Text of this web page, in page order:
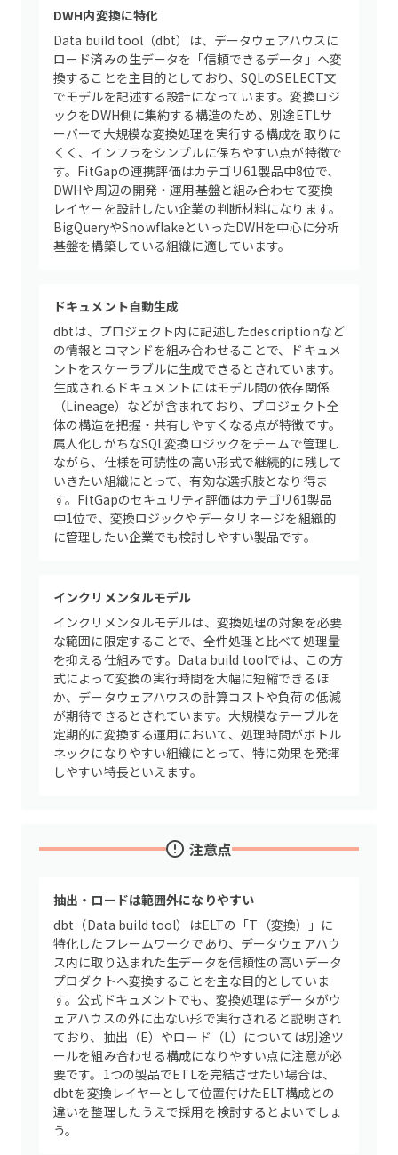
DWH内変換に特化
Data build tool（dbt）は、データウェアハウスに
ロード済みの生データを「信頼できるデータ」へ変
換することを主目的としており、SQLのSELECT文
でモデルを記述する設計になっています。変換ロジ
ックをDWH側に集約する構造のため、別途ETLサ
ーバーで大規模な変換処理を実行する構成を取りに
くく、インフラをシンプルに保ちやすい点が特徴で
す。FitGapの連携評価はカテゴリ61製品中8位で、
DWHや周辺の開発・運用基盤と組み合わせて変換
レイヤーを設計したい企業の判断材料になります。
BigQueryやSnowflakeといったDWHを中心に分析
基盤を構築している組織に適しています。
ドキュメント自動生成
dbtは、プロジェクト内に記述したdescriptionなど
の情報とコマンドを組み合わせることで、ドキュメ
ントをスケーラブルに生成できるとされています。
生成されるドキュメントにはモデル間の依存関係
（Lineage）などが含まれており、プロジェクト全
体の構造を把握・共有しやすくなる点が特徴です。
属人化しがちなSQL変換ロジックをチームで管理し
ながら、仕様を可読性の高い形式で継続的に残して
いきたい組織にとって、有効な選択肢となり得ま
す。FitGapのセキュリティ評価はカテゴリ61製品
中1位で、変換ロジックやデータリネージを組織的
に管理したい企業でも検討しやすい製品です。
インクリメンタルモデル
インクリメンタルモデルは、変換処理の対象を必要
な範囲に限定することで、全件処理と比べて処理量
を抑える仕組みです。Data build toolでは、この方
式によって変換の実行時間を大幅に短縮できるほ
か、データウェアハウスの計算コストや負荷の低減
が期待できるとされています。大規模なテーブルを
定期的に変換する運用において、処理時間がボトル
ネックになりやすい組織にとって、特に効果を発揮
しやすい特長といえます。
注意点
抽出・ロードは範囲外になりやすい
dbt（Data build tool）はELTの「T（変換）」に
特化したフレームワークであり、データウェアハウ
ス内に取り込まれた生データを信頼性の高いデータ
プロダクトへ変換することを主な目的としていま
す。公式ドキュメントでも、変換処理はデータがウ
ェアハウスの外に出ない形で実行されると説明され
ており、抽出（E）やロード（L）については別途ツ
ールを組み合わせる構成になりやすい点に注意が必
要です。1つの製品でETLを完結させたい場合は、
dbtを変換レイヤーとして位置付けたELT構成との
違いを整理したうえで採用を検討するとよいでしょ
う。